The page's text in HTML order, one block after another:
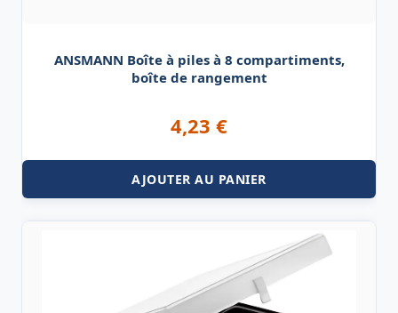
ANSMANN Boîte à piles à 8 compartiments,
boîte de rangement
4,23 €
AJOUTER AU PANIER